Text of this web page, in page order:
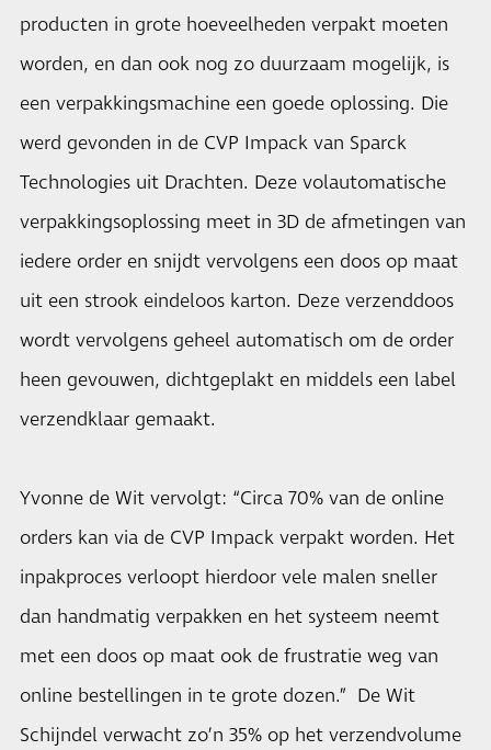
producten in grote hoeveelheden verpakt moeten
worden, en dan ook nog zo duurzaam mogelijk, is
een verpakkingsmachine een goede oplossing. Die
werd gevonden in de CVP Impack van Sparck
Technologies uit Drachten. Deze volautomatische
verpakkingsoplossing meet in 3D de afmetingen van
iedere order en snijdt vervolgens een doos op maat
uit een strook eindeloos karton. Deze verzenddoos
wordt vervolgens geheel automatisch om de order
heen gevouwen, dichtgeplakt en middels een label
verzendklaar gemaakt.
Yvonne de Wit vervolgt: “Circa 70% van de online
orders kan via de CVP Impack verpakt worden. Het
inpakproces verloopt hierdoor vele malen sneller
dan handmatig verpakken en het systeem neemt
met een doos op maat ook de frustratie weg van
online bestellingen in te grote dozen.” De Wit
Schijndel verwacht zo’n 35% op het verzendvolume